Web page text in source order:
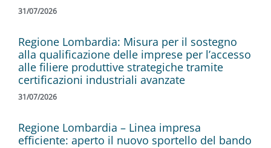
31/07/2026
Regione Lombardia: Misura per il sostegno
alla qualificazione delle imprese per l’accesso
alle filiere produttive strategiche tramite
certificazioni industriali avanzate
31/07/2026
Regione Lombardia – Linea impresa
efficiente: aperto il nuovo sportello del bando